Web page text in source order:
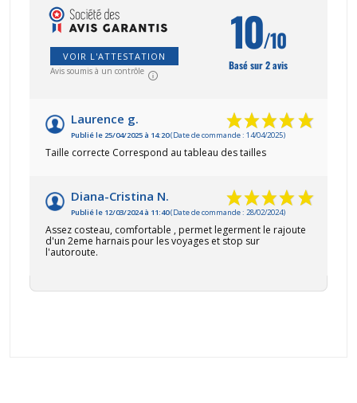
VOIR L'ATTESTATION
Avis soumis à un contrôle
10/10
Basé sur 2 avis
Laurence g.
Publié le 25/04/2025 à 14:20(Date de commande : 14/04/2025)
Taille correcte Correspond au tableau des tailles
Diana-Cristina N.
Publié le 12/03/2024 à 11:40(Date de commande : 28/02/2024)
Assez costeau, comfortable , permet legerment le rajoute
d'un 2eme harnais pour les voyages et stop sur
l'autoroute.